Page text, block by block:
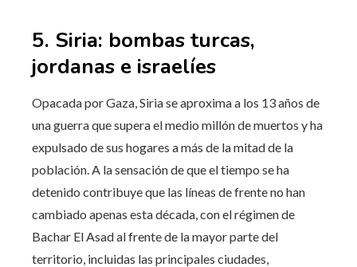
5. Siria: bombas turcas,
jordanas e israelíes
Opacada por Gaza, Siria se aproxima a los 13 años de
una guerra que supera el medio millón de muertos y ha
expulsado de sus hogares a más de la mitad de la
población. A la sensación de que el tiempo se ha
detenido contribuye que las líneas de frente no han
cambiado apenas esta década, con el régimen de
Bachar El Asad al frente de la mayor parte del
territorio, incluidas las principales ciudades,